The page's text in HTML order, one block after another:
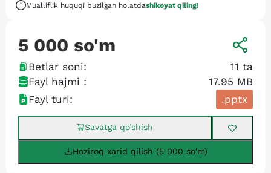
Mualliflik huquqi buzilgan holatdashikoyat qiling!
5 000 so'm
Betlar soni: 11 ta
Fayl hajmi :
17.95 MB
Fayl turi:
.pptx
Savatga qo’shish
Hoziroq xarid qilish (5 000 so'm)